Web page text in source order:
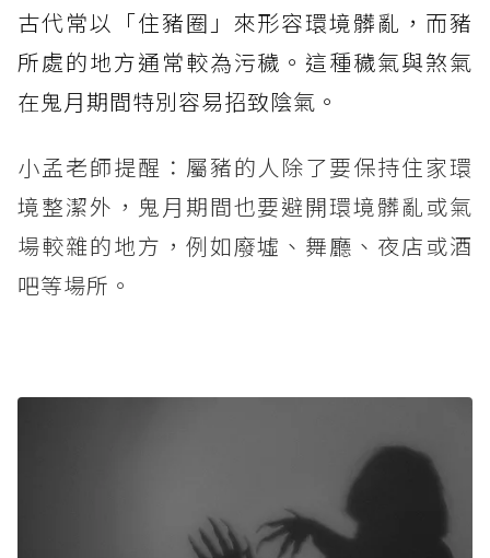
古代常以「住豬圈」來形容環境髒亂，而豬
所處的地方通常較為污穢。這種穢氣與煞氣
在鬼月期間特別容易招致陰氣。
小孟老師提醒：屬豬的人除了要保持住家環
境整潔外，鬼月期間也要避開環境髒亂或氣
場較雜的地方，例如廢墟、舞廳、夜店或酒
吧等場所。